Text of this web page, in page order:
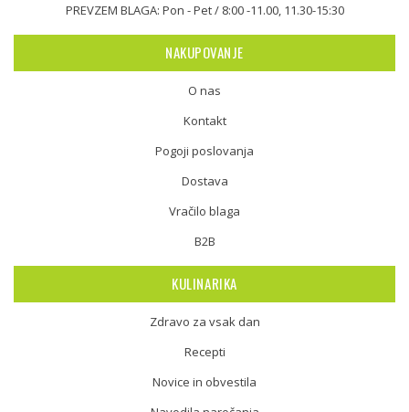
PREVZEM BLAGA: Pon - Pet / 8:00 -11.00, 11.30-15:30
NAKUPOVANJE
O nas
Kontakt
Pogoji poslovanja
Dostava
Vračilo blaga
B2B
KULINARIKA
Zdravo za vsak dan
Recepti
Novice in obvestila